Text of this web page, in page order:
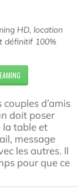
HD, location
définitif 100%
couples d’amis
doit poser
la table et
message
les autres. Il
pour que ce